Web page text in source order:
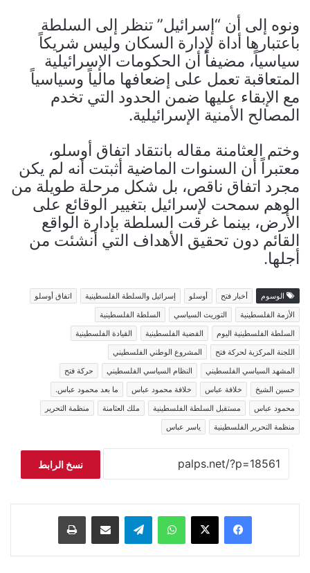
ونوه إلى أن “إسرائيل” تنظر إلى السلطة
باعتبارها أداة لإدارة السكان وليس شريكاً
سياسياً، مضيفاً أن الحكومات الإسرائيلية
المتعاقبة تعمل على إضعافها مالياً وسياسياً
مع الإبقاء عليها ضمن الحدود التي تخدم
المصالح الأمنية الإسرائيلية.
وختم العثامنة مقاله بانتقاد اتفاق أوسلو،
معتبراً أن السنوات الماضية أثبتت أنه لم يكن
مجرد اتفاق ناقص، بل شكل مرحلة طويلة من
الوهم سمحت لإسرائيل بتغيير الوقائع على
الأرض، بينما غرقت السلطة بإدارة الواقع
القائم دون تحقيق الأهداف التي أنشئت من
أجلها.
الوسوم أخبار فتح أوسلو إسرائيل والسلطة الفلسطينية
اتفاق أوسلو
الأزمة الفلسطينية
التوريث السياسي
السلطة الفلسطينية
السلطة الفلسطينية اليوم
القضية الفلسطينية
القيادة الفلسطينية
اللجنة المركزية لحركة فتح
المشروع الوطني الفلسطيني
المشهد السياسي الفلسطيني
النظام السياسي الفلسطيني
حركة فتح
حسين الشيخ
خلافة عباس خلافة محمود عباس
ما بعد محمود عباس.
محمود عباس
مستقبل السلطة الفلسطينية ملك العثامنة
منظمة التحرير
منظمة التحرير الفلسطينية
ياسر عباس
نسخ الرابط
فيسبوك ‫X واتساب تيلقرام مشاركة عبر البريد طباعة